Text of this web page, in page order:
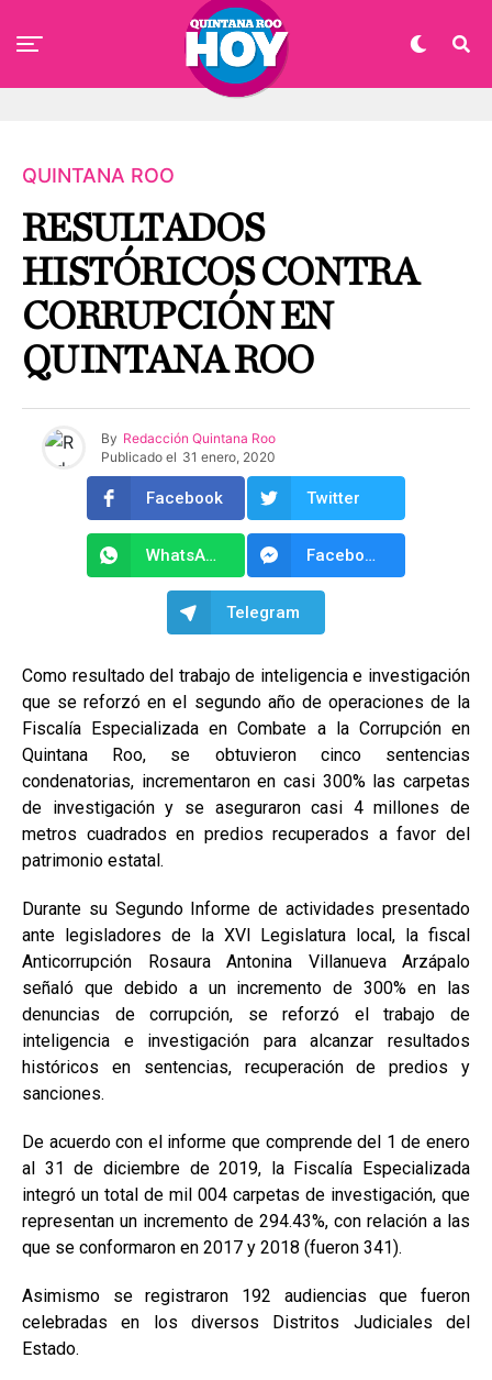
QUINTANA ROO
RESULTADOS
HISTÓRICOS CONTRA
CORRUPCIÓN EN
QUINTANA ROO
By Redacción Quintana Roo
Publicado el 31 enero, 2020
Facebook Twitter
WhatsApp Facebook Messenger
Telegram
Como resultado del trabajo de inteligencia e investigación
que se reforzó en el segundo año de operaciones de la
Fiscalía Especializada en Combate a la Corrupción en
Quintana Roo, se obtuvieron cinco sentencias
condenatorias, incrementaron en casi 300% las carpetas
de investigación y se aseguraron casi 4 millones de
metros cuadrados en predios recuperados a favor del
patrimonio estatal.
Durante su Segundo Informe de actividades presentado
ante legisladores de la XVI Legislatura local, la fiscal
Anticorrupción Rosaura Antonina Villanueva Arzápalo
señaló que debido a un incremento de 300% en las
denuncias de corrupción, se reforzó el trabajo de
inteligencia e investigación para alcanzar resultados
históricos en sentencias, recuperación de predios y
sanciones.
De acuerdo con el informe que comprende del 1 de enero
al 31 de diciembre de 2019, la Fiscalía Especializada
integró un total de mil 004 carpetas de investigación, que
representan un incremento de 294.43%, con relación a las
que se conformaron en 2017 y 2018 (fueron 341).
Asimismo se registraron 192 audiencias que fueron
celebradas en los diversos Distritos Judiciales del
Estado.